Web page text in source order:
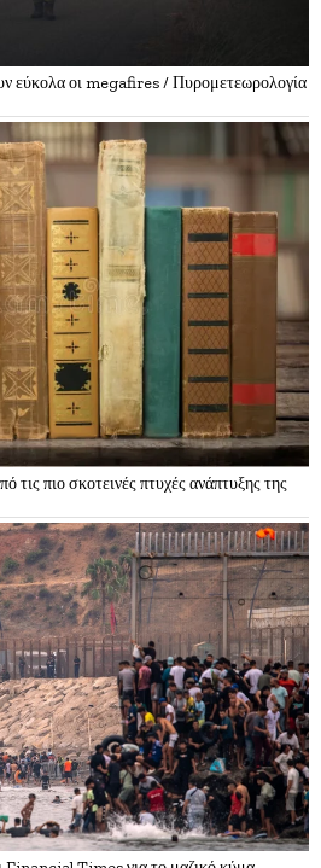
εύκολα οι megafires / Πυρομετεωρολογία
τις πιο σκοτεινές πτυχές ανάπτυξης της